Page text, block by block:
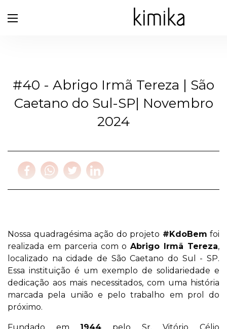
#40 - Abrigo Irmã Tereza | São
Caetano do Sul-SP| Novembro
2024
Nossa quadragésima ação do projeto #KdoBem foi
realizada em parceria com oAbrigo Irmã Tereza,
localizado na cidade de São Caetano do Sul - SP.
Essa instituição é um exemplo de solidariedade e
dedicação aos mais necessitados, com uma história
marcada pela união e pelo trabalho em prol do
próximo.